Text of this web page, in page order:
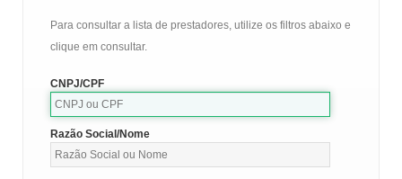
Para consultar a lista de prestadores, utilize os filtros abaixo e
clique em consultar.
CNPJ/CPF
Razão Social/Nome